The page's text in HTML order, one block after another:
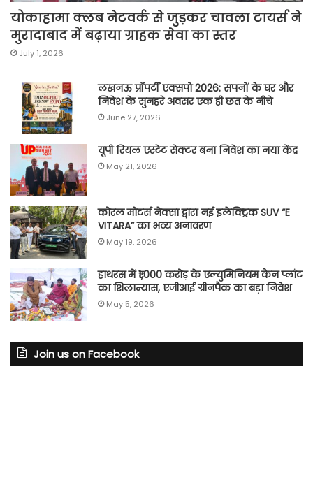
योकाहामा क्लब नेटवर्क से जुड़कर चावला टायर्स ने
मुरादाबाद में बढ़ाया ग्राहक सेवा का स्तर
July 1, 2026
लखनऊ प्रॉपर्टी एक्सपो 2026: सपनों के घर और
निवेश के सुनहरे अवसर एक ही छत के नीचे
June 27, 2026
यूपी रियल एस्टेट सेक्टर बना निवेश का नया केंद्र
May 21, 2026
कोरल मोटर्स नेक्सा द्वारा नई इलेक्ट्रिक SUV “E
VITARA” का भव्य अनावरण
May 19, 2026
हाथरस में ₹1,000 करोड़ के एल्युमिनियम कैन प्लांट
का शिलान्यास, एजीआई ग्रीनपैक का बड़ा निवेश
May 5, 2026
Join us on Facebook